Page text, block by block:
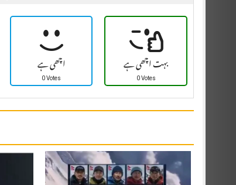
اچھی ہے
0 Votes بہت اچھی ہے
0 Votes